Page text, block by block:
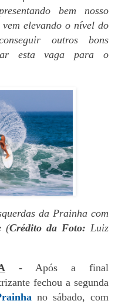
bem nosso
elevando o nível do
outros bons
esta vaga para o
da Prainha com
(Crédito da Foto: Luiz
- Após a final
fechou a segunda
no sábado, com